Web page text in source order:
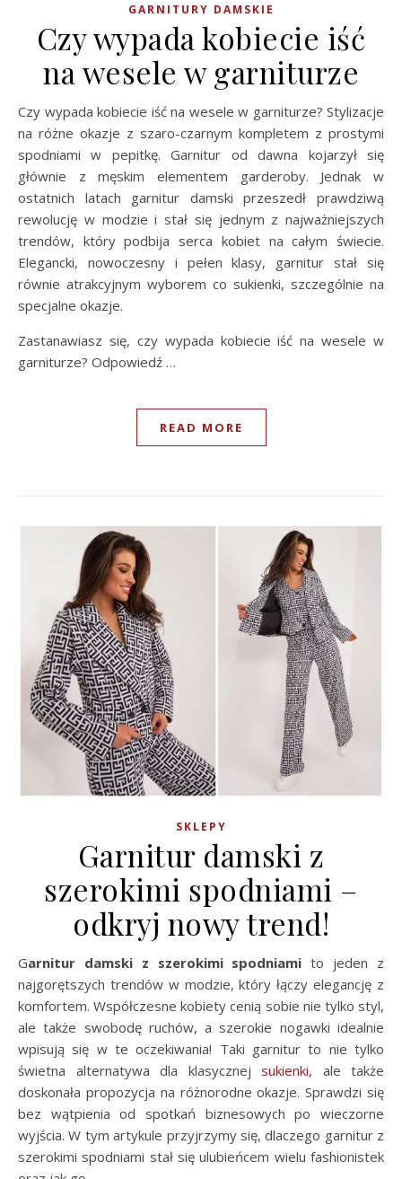
GARNITURY DAMSKIE
Czy wypada kobiecie iść
na wesele w garniturze
Czy wypada kobiecie iść na wesele w garniturze? Stylizacje
na różne okazje z szaro-czarnym kompletem z prostymi
spodniami w pepitkę. Garnitur od dawna kojarzył się
głównie z męskim elementem garderoby. Jednak w
ostatnich latach garnitur damski przeszedł prawdziwą
rewolucję w modzie i stał się jednym z najważniejszych
trendów, który podbija serca kobiet na całym świecie.
Elegancki, nowoczesny i pełen klasy, garnitur stał się
równie atrakcyjnym wyborem co sukienki, szczególnie na
specjalne okazje.
Zastanawiasz się, czy wypada kobiecie iść na wesele w
garniturze? Odpowiedź …
READ MORE
SKLEPY
Garnitur damski z
szerokimi spodniami –
odkryj nowy trend!
Garnitur damski z szerokimi spodniami to jeden z
najgorętszych trendów w modzie, który łączy elegancję z
komfortem. Współczesne kobiety cenią sobie nie tylko styl,
ale także swobodę ruchów, a szerokie nogawki idealnie
wpisują się w te oczekiwania! Taki garnitur to nie tylko
świetna alternatywa dla klasycznej sukienki, ale także
doskonała propozycja na różnorodne okazje. Sprawdzi się
bez wątpienia od spotkań biznesowych po wieczorne
wyjścia. W tym artykule przyjrzymy się, dlaczego garnitur z
szerokimi spodniami stał się ulubieńcem wielu fashionistek